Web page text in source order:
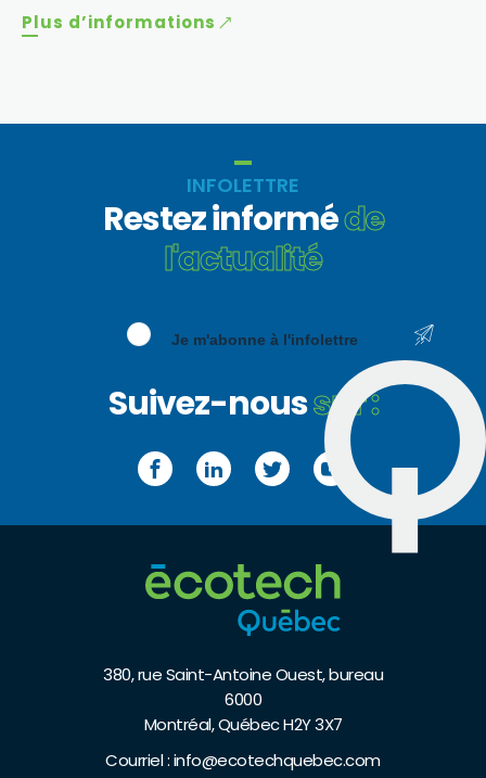
Plus d’informations
380, rue Saint-Antoine Ouest, bureau
6000
Montréal, Québec H2Y 3X7
Courriel :info@ecotechquebec.com
INFOLETTRE
Restez informéde
l'actualité
Je m'abonne à l'infolettre
Suivez-noussur :
FacebookLinkedInTwitter YouTube